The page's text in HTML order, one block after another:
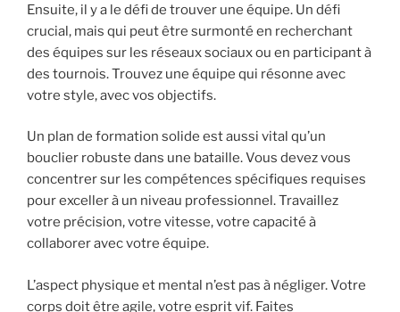
Ensuite, il y a le défi de trouver une équipe. Un défi
crucial, mais qui peut être surmonté en recherchant
des équipes sur les réseaux sociaux ou en participant à
des tournois. Trouvez une équipe qui résonne avec
votre style, avec vos objectifs.
Un plan de formation solide est aussi vital qu’un
bouclier robuste dans une bataille. Vous devez vous
concentrer sur les compétences spécifiques requises
pour exceller à un niveau professionnel. Travaillez
votre précision, votre vitesse, votre capacité à
collaborer avec votre équipe.
L’aspect physique et mental n’est pas à négliger. Votre
corps doit être agile, votre esprit vif. Faites